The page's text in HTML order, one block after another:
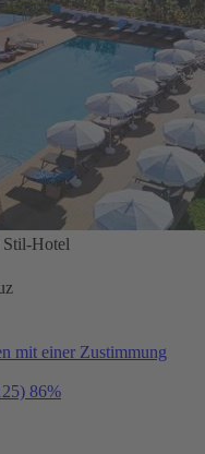
Hotel
mit einer Zustimmung
86%